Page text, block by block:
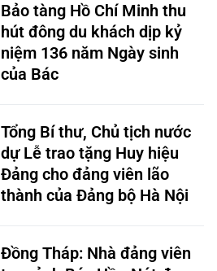
Bảo tàng Hồ Chí Minh thu
hút đông du khách dịp kỷ
niệm 136 năm Ngày sinh
của Bác
Tổng Bí thư, Chủ tịch nước
dự Lễ trao tặng Huy hiệu
Đảng cho đảng viên lão
thành của Đảng bộ Hà Nội
Đồng Tháp: Nhà đảng viên